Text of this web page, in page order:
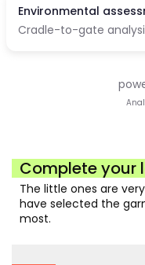
Complete your
The little ones are
have selected the
most.